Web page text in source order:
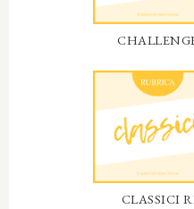
CLASSICI